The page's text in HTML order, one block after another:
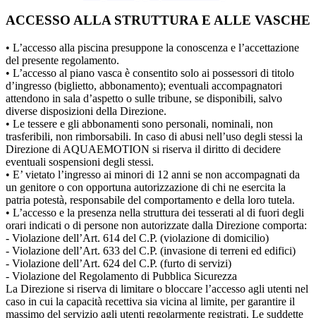
ACCESSO ALLA STRUTTURA E ALLE VASCHE
• L’accesso alla piscina presuppone la conoscenza e l’accettazione
del presente regolamento.
• L’accesso al piano vasca è consentito solo ai possessori di titolo
d’ingresso (biglietto, abbonamento); eventuali accompagnatori
attendono in sala d’aspetto o sulle tribune, se disponibili, salvo
diverse disposizioni della Direzione.
• Le tessere e gli abbonamenti sono personali, nominali, non
trasferibili, non rimborsabili. In caso di abusi nell’uso degli stessi la
Direzione di AQUAEMOTION si riserva il diritto di decidere
eventuali sospensioni degli stessi.
• E’ vietato l’ingresso ai minori di 12 anni se non accompagnati da
un genitore o con opportuna autorizzazione di chi ne esercita la
patria potestà, responsabile del comportamento e della loro tutela.
• L’accesso e la presenza nella struttura dei tesserati al di fuori degli
orari indicati o di persone non autorizzate dalla Direzione comporta:
- Violazione dell’Art. 614 del C.P. (violazione di domicilio)
- Violazione dell’Art. 633 del C.P. (invasione di terreni ed edifici)
- Violazione dell’Art. 624 del C.P. (furto di servizi)
- Violazione del Regolamento di Pubblica Sicurezza
La Direzione si riserva di limitare o bloccare l’accesso agli utenti nel
caso in cui la capacità recettiva sia vicina al limite, per garantire il
massimo del servizio agli utenti regolarmente registrati. Le suddette